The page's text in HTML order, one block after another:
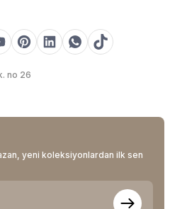
no 26
yeni koleksiyonlardan ilk sen